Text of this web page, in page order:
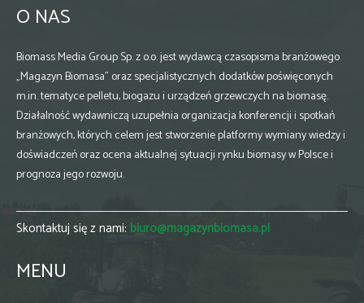
O NAS
Biomass Media Group Sp. z o.o. jest wydawcą czasopisma branżowego
„Magazyn Biomasa” oraz specjalistycznych dodatków poświęconych
m.in. tematyce pelletu, biogazu i urządzeń grzewczych na biomasę.
Działalność wydawniczą uzupełnia organizacja konferencji i spotkań
branżowych, których celem jest stworzenie platformy wymiany wiedzy i
doświadczeń oraz ocena aktualnej sytuacji rynku biomasy w Polsce i
prognoza jego rozwoju.
Skontaktuj się z nami: biuro@magazynbiomasa.pl
MENU